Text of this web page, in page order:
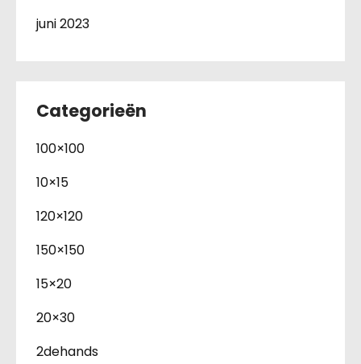
juni 2023
Categorieën
100×100
10×15
120×120
150×150
15×20
20×30
2dehands